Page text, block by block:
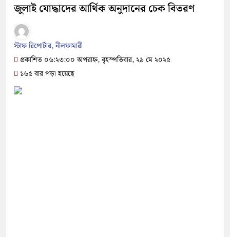
জুলাই যোদ্ধাদের আর্থিক অনুদানের চেক বিতরণ
স্টাফ রিপোর্টার, নীলফামারী
প্রকাশিত ০৬:২৩:০০ অপরাহ্ন, বৃহস্পতিবার, ২৯ মে ২০২৫
১৬৫ বার পড়া হয়েছে